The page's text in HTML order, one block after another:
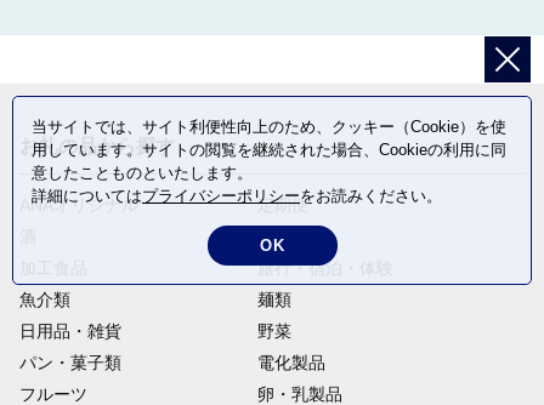
お礼の品から探す
ANAオリジナル
定期便
肉類
旅行・宿泊・体験
魚介類
麺類
日用品・雑貨
野菜
パン・菓子類
電化製品
フルーツ
卵・乳製品
当サイトでは、サイト利便性向上のため、クッキー（Cookie）を使
用しています。サイトの閲覧を継続された場合、Cookieの利用に同
意したことものといたします。
詳細についてはプライバシーポリシーをお読みください。
OK